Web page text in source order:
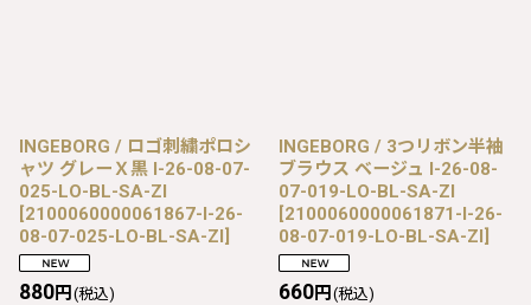
INGEBORG / ロゴ刺繍ポロシ
ャツ グレーＸ黒 I-26-08-07-
025-LO-BL-SA-ZI
[2100060000061867-I-26-
08-07-025-LO-BL-SA-ZI]
880円 (税込)
INGEBORG / 3つリボン半袖
ブラウス ベージュ I-26-08-
07-019-LO-BL-SA-ZI
[2100060000061871-I-26-
08-07-019-LO-BL-SA-ZI]
660円 (税込)